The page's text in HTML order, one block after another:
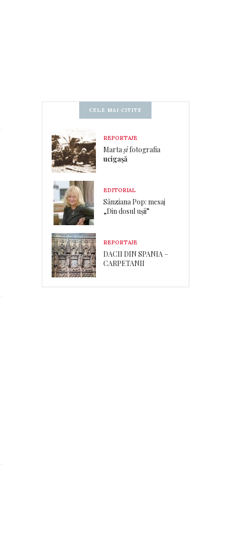
CELE MAI CITITE
REPORTAJE
Martașifotografia
ucigașă
EDITORIAL
Sânziana Pop: mesaj
„Din dosul ușii”
REPORTAJE
DACII DIN SPANIA –
CARPETANII